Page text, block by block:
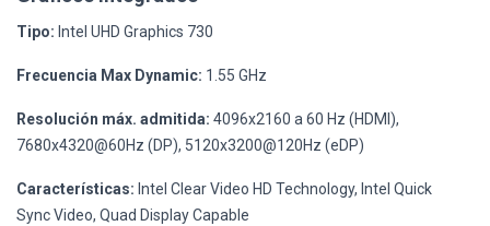
Tipo: Intel UHD Graphics 730
Frecuencia Max Dynamic: 1.55 GHz
Resolución máx. admitida: 4096x2160 a 60 Hz (HDMI),
7680x4320@60Hz (DP), 5120x3200@120Hz (eDP)
Características: Intel Clear Video HD Technology, Intel Quick
Sync Video, Quad Display Capable